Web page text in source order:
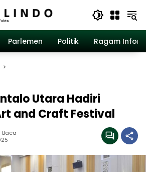
Parlemen Politik Ragam
Utara Hadiri
and Craft Festival
Baca